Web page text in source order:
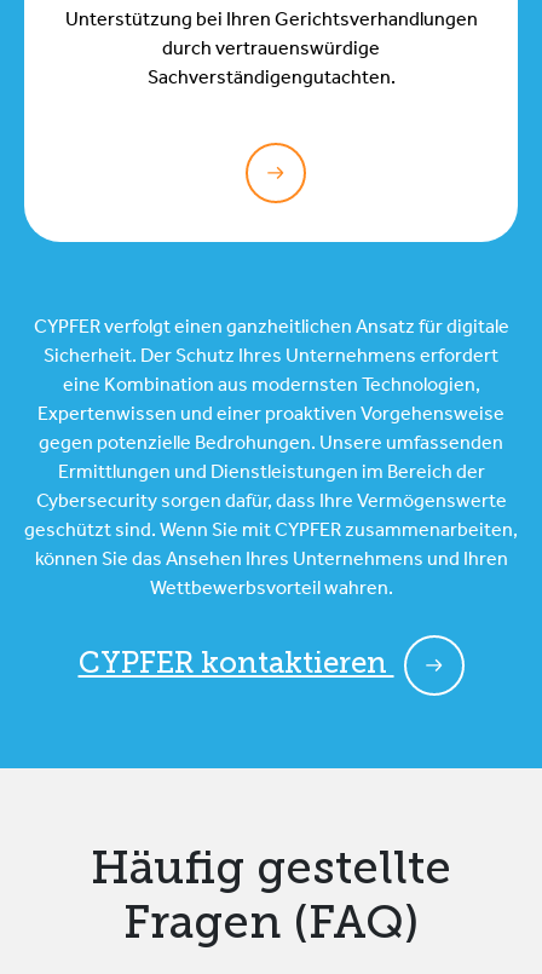
Unterstützung bei Ihren Gerichtsverhandlungen
durch vertrauenswürdige
Sachverständigengutachten.
CYPFER verfolgt einen ganzheitlichen Ansatz für digitale
Sicherheit. Der Schutz Ihres Unternehmens erfordert
eine Kombination aus modernsten Technologien,
Expertenwissen und einer proaktiven Vorgehensweise
gegen potenzielle Bedrohungen. Unsere umfassenden
Ermittlungen und Dienstleistungen im Bereich der
Cybersecurity sorgen dafür, dass Ihre Vermögenswerte
geschützt sind. Wenn Sie mit CYPFER zusammenarbeiten,
können Sie das Ansehen Ihres Unternehmens und Ihren
Wettbewerbsvorteil wahren.
CYPFER kontaktieren
Häufig gestellte
Fragen (FAQ)